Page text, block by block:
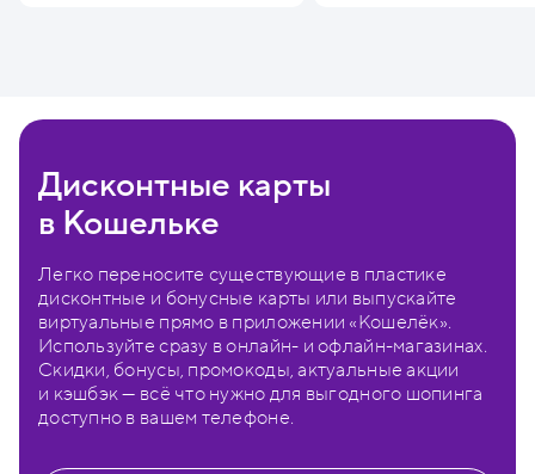
Дисконтные карты
в Кошельке
Легко переносите существующие в пластике
дисконтные и бонусные карты или выпускайте
виртуальные прямо в приложении «Кошелёк».
Используйте сразу в онлайн- и офлайн-магазинах.
Скидки, бонусы, промокоды, актуальные акции
и кэшбэк — всё что нужно для выгодного шопинга
доступно в вашем телефоне.